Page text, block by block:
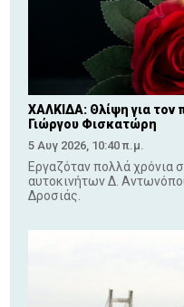
ΧΑΛΚΙΔΑ: Θλίψη για
Γιώργου Φισκατώρη
5 Αυγ 2026, 10:40 π.μ.
Εργαζόταν πολλά χρόνια
αυτοκινήτων Δ.
Δροσιάς.